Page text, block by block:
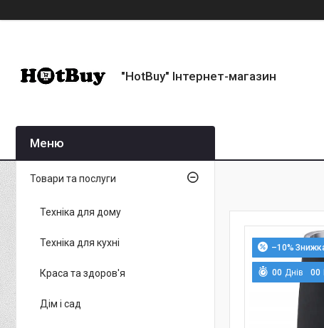
"HotBuy" Інтернет-магазин
–10%
00 Днів 00
Товари та послуги
Техніка для дому
Техніка для кухні
Краса та здоров'я
Дім і сад